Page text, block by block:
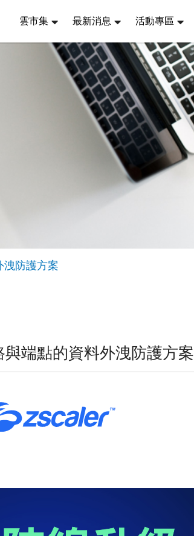
雲市集 最新消息 活動專區
洩防護方案
端點的資料外洩防護方案